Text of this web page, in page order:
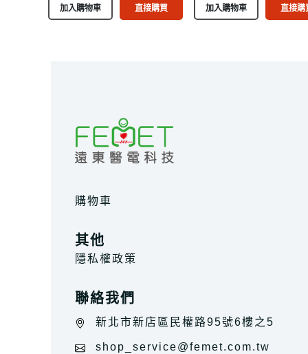
加入購物車 直接購買 加入購物車 直接購
購物車
其他
隱私權政策
聯絡我們
新北市新店區民權路95號6樓之5
shop_service@femet.com.tw